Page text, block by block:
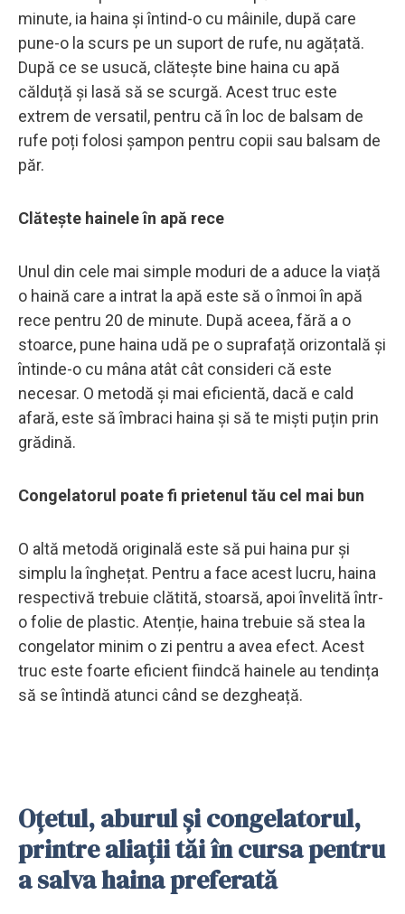
minute, ia haina și întind-o cu mâinile, după care
pune-o la scurs pe un suport de rufe, nu agățată.
După ce se usucă, clătește bine haina cu apă
călduță și lasă să se scurgă. Acest truc este
extrem de versatil, pentru că în loc de balsam de
rufe poți folosi șampon pentru copii sau balsam de
păr.
Clătește hainele în apă rece
Unul din cele mai simple moduri de a aduce la viață
o haină care a intrat la apă este să o înmoi în apă
rece pentru 20 de minute. După aceea, fără a o
stoarce, pune haina udă pe o suprafață orizontală și
întinde-o cu mâna atât cât consideri că este
necesar. O metodă și mai eficientă, dacă e cald
afară, este să îmbraci haina și să te miști puțin prin
grădină.
Congelatorul poate fi prietenul tău cel mai bun
O altă metodă originală este să pui haina pur și
simplu la înghețat. Pentru a face acest lucru, haina
respectivă trebuie clătită, stoarsă, apoi învelită într-
o folie de plastic. Atenție, haina trebuie să stea la
congelator minim o zi pentru a avea efect. Acest
truc este foarte eficient fiindcă hainele au tendința
să se întindă atunci când se dezgheață.
Oțetul, aburul și congelatorul,
printre aliații tăi în cursa pentru
a salva haina preferată